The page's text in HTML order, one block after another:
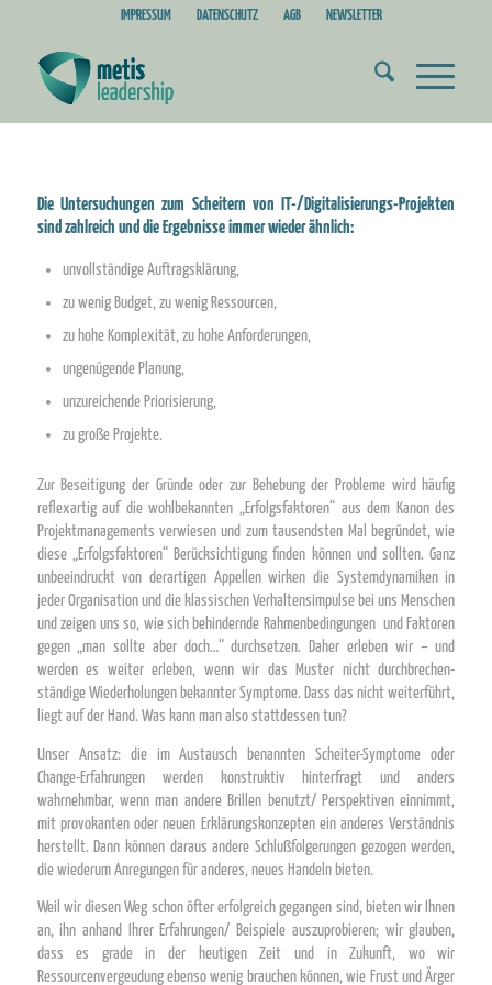
IMPRESSUM DATENSCHUTZ AGB NEWSLETTER
Die Untersuchungen zum Scheitern von IT-/Digitalisierungs-Projekten
sind zahlreich und die Ergebnisse immer wieder ähnlich:
unvollständige Auftragsklärung,
zu wenig Budget, zu wenig Ressourcen,
zu hohe Komplexität, zu hohe Anforderungen,
ungenügende Planung,
unzureichende Priorisierung,
zu große Projekte.
Zur Beseitigung der Gründe oder zur Behebung der Probleme wird häufig
reflexartig auf die wohlbekannten „Erfolgsfaktoren“ aus dem Kanon des
Projektmanagements verwiesen und zum tausendsten Mal begründet, wie
diese „Erfolgsfaktoren“ Berücksichtigung finden können und sollten. Ganz
unbeeindruckt von derartigen Appellen wirken die Systemdynamiken in
jeder Organisation und die klassischen Verhaltensimpulse bei uns Menschen
und zeigen uns so, wie sich behindernde Rahmenbedingungen und Faktoren
gegen „man sollte aber doch…“ durchsetzen. Daher erleben wir – und
werden es weiter erleben, wenn wir das Muster nicht durchbrechen-
ständige Wiederholungen bekannter Symptome. Dass das nicht weiterführt,
liegt auf der Hand. Was kann man also stattdessen tun?
Unser Ansatz: die im Austausch benannten Scheiter-Symptome oder
Change-Erfahrungen werden konstruktiv hinterfragt und anders
wahrnehmbar, wenn man andere Brillen benutzt/ Perspektiven einnimmt,
mit provokanten oder neuen Erklärungskonzepten ein anderes Verständnis
herstellt. Dann können daraus andere Schlußfolgerungen gezogen werden,
die wiederum Anregungen für anderes, neues Handeln bieten.
Weil wir diesen Weg schon öfter erfolgreich gegangen sind, bieten wir Ihnen
an, ihn anhand Ihrer Erfahrungen/ Beispiele auszuprobieren; wir glauben,
dass es grade in der heutigen Zeit und in Zukunft, wo wir
Ressourcenvergeudung ebenso wenig brauchen können, wie Frust und Ärger